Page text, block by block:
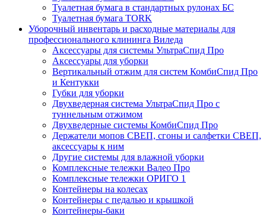
Туалетная бумага в стандартных рулонах БС
Туалетная бумага TORK
Уборочный инвентарь и расходные материалы для
профессионального клининга Виледа
Аксессуары для системы УльтраСпид Про
Аксессуары для уборки
Вертикальный отжим для систем КомбиСпид Про
и Кентукки
Губки для уборки
Двухведерная система УльтраСпид Про с
туннельным отжимом
Двухведерные системы КомбиСпид Про
Держатели мопов СВЕП, сгоны и салфетки СВЕП,
аксессуары к ним
Другие системы для влажной уборки
Комплексные тележки Валео Про
Комплексные тележки ОРИГО 1
Контейнеры на колесах
Контейнеры с педалью и крышкой
Контейнеры-баки